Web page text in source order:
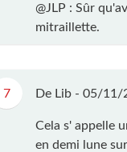
@JLP : Sûr
mitraillette.
7 De Lib - 05/11/
Cela s' appelle
en demi lune